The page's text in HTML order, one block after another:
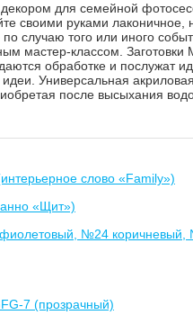
для семейной
своими руками лаконичное,
случаю того или иного
мастер-классом. Заготовки
обработке и послужат
Универсальная
после высыхания
слово «Family»)
«Щит»)
№24
7 (прозрачный)